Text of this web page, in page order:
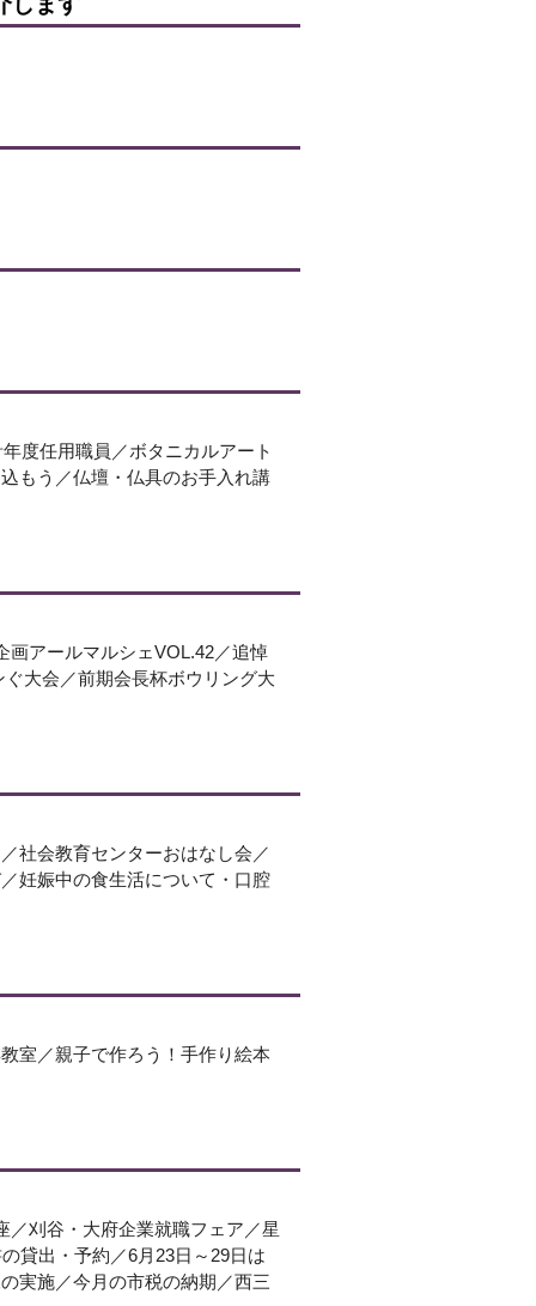
度任用職員／ボタニカルアート
もう／仏壇・仏具のお手入れ講
画アールマルシェVOL.42／追悼
大会／前期会長杯ボウリング大
社会教育センターおはなし会／
妊娠中の食生活について・口腔
室／親子で作ろう！手作り絵本
刈谷・大府企業就職フェア／星
貸出・予約／6月23日～29日は
実施／今月の市税の納期／西三